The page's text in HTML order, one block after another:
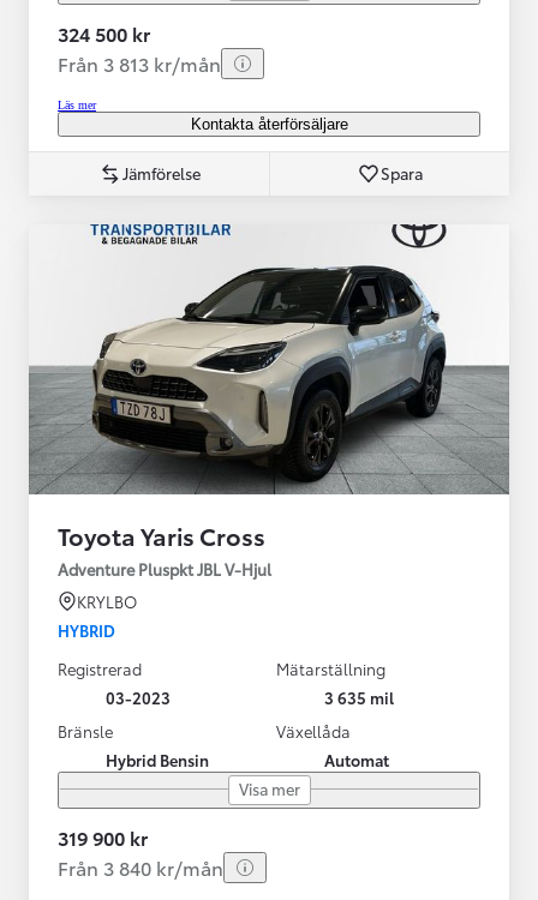
324 500 kr
Från 3 813 kr/mån
Läs mer
Kontakta återförsäljare
Jämförelse Spara
Toyota Yaris Cross
Adventure Pluspkt JBL V-Hjul
KRYLBO
HYBRID
Registrerad
03-2023
Mätarställning
3 635 mil
Bränsle
Hybrid Bensin
Växellåda
Automat
Visa mer
319 900 kr
Från 3 840 kr/mån